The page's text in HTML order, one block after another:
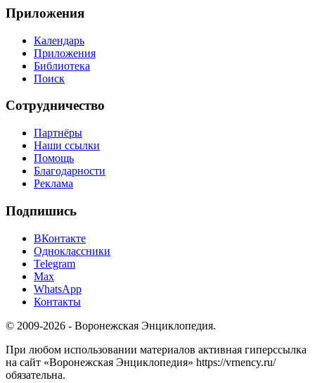
Приложения
Календарь
Приложения
Библиотека
Поиск
Сотрудничество
Партнёры
Наши ссылки
Помощь
Благодарности
Реклама
Подпишись
ВКонтакте
Одноклассники
Telegram
Max
WhatsApp
Контакты
© 2009-2026 - Воронежская Энциклопедия.
При любом использовании материалов активная гиперссылка
на сайт «Воронежская Энциклопедия» https://vrnency.ru/
обязательна.